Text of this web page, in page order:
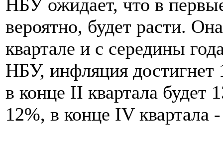
НБУ ожидает, что в
вероятно, будет расти.
квартале и с середины
НБУ, инфляция достигнет
в конце II квартала будет
12%, в конце IV квартала